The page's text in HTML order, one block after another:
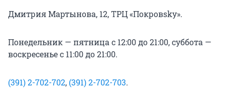
Дмитрия Мартынова, 12, ТРЦ «Покровsky».
Понедельник — пятница с 12:00 до 21:00, суббота —
воскресенье с 11:00 до 21:00.
(391) 2-702-702, (391) 2-702-703.